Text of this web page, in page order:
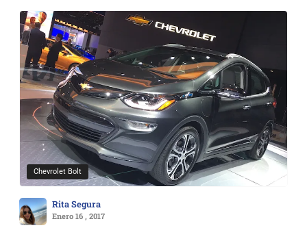
Chevrolet Bolt
Rita Segura
Enero 16 , 2017